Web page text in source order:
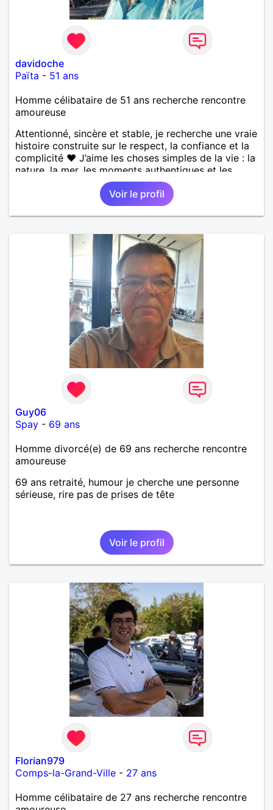
davidoche
Païta - 51 ans
Homme célibataire de 51 ans recherche rencontre
amoureuse
Attentionné, sincère et stable, je recherche une vraie
histoire construite sur le respect, la confiance et la
complicité ❤️ J’aime les choses simples de la vie : la
nature, la mer, les moments authentiques et les
personnes au grand cœur 🌊🌿 Très câlin et
affectueux, j’adore les petits moments de tendresse
et les calinous réguliers 😊❤️ La solitude finit parfois
par peser, alors si tu es en Nouvelle-Calédonie et
temps de discuter… et laissons l’avenir nous guider
Voir le profil
Guy06
Spay - 69 ans
Homme divorcé(e) de 69 ans recherche rencontre
amoureuse
69 ans retraité, humour je cherche une personne
sérieuse, rire pas de prises de tête
Voir le profil
Florian979
Comps-la-Grand-Ville - 27 ans
Homme célibataire de 27 ans recherche rencontre